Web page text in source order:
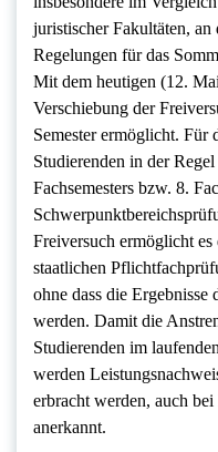
juristischer Fakultäten, an
Regelungen für das
Mit dem heutigen (12.
Verschiebung der
Semester ermöglicht. Für
Studierenden in der
Fachsemesters bzw. 8.
Freiversuch ermöglicht
staatlichen
ohne dass die Ergebnisse
werden. Damit die
Studierenden im
werden
erbracht werden, auch bei
anerkannt.